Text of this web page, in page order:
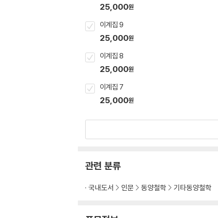
25,000원
이계집 9
25,000원
이계집 8
25,000원
이계집 7
25,000원
관련 분류
국내도서 인문 동양철학 기타동양철학